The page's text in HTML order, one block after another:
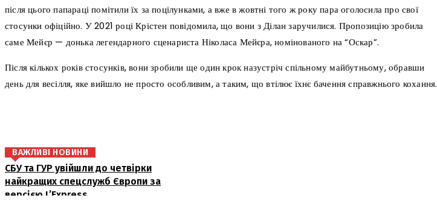
після цього папараці помітили їх за поцілунками, а вже в жовтні того ж року пара оголосила про свої
стосунки офіційно. У 2021 році Крістен повідомила, що вони з Ділан заручилися. Пропозицію зробила
саме Мейєр — донька легендарного сценариста Ніколаса Мейєра, номінованого на “Оскар”.
Після кількох років стосунків, вони зробили ще один крок назустріч спільному майбутньому, обравши
день для весілля, яке вийшло не просто особливим, а таким, що втілює їхнє бачення справжнього кохання.
ВАЖЛИВІ НОВИНИ
СБУ та ГУР увійшли до четвірки
найкращих спецслужб Європи за
версією L’Express